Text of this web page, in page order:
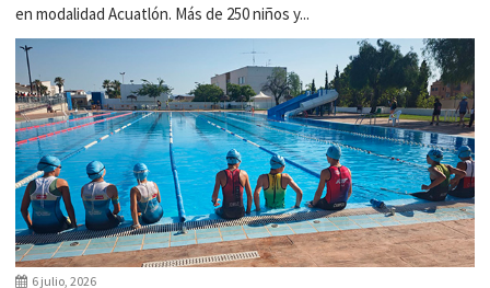
en modalidad Acuatlón. Más de 250 niños y...
6 julio, 2026